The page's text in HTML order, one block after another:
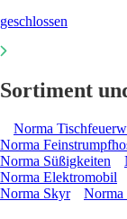
geschlossen
Sortiment
Norma
Norma
Norma Süßigkeiten
Norma Elektromobil
Norma Skyr
Norma